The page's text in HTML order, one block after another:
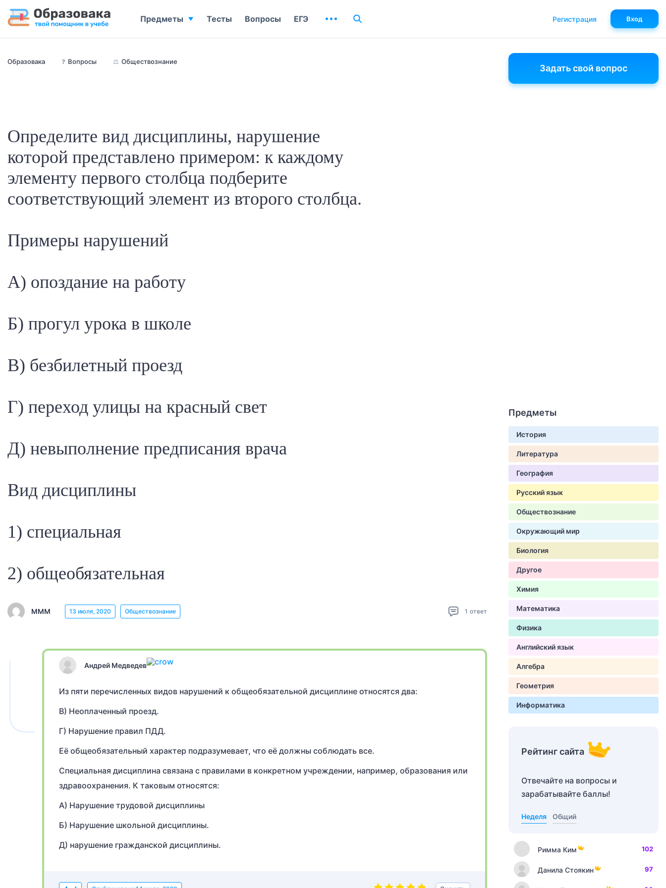
Образовака ❓ Вопросы ⚖️ Обществознание
Определите вид дисциплины, нарушение
которой представлено примером: к каждому
элементу первого столбца подберите
соответствующий элемент из второго столбца.
Примеры нарушений
А) опоздание на работу
Б) прогул урока в школе
В) безбилетный проезд
Г) переход улицы на красный свет
Д) невыполнение предписания врача
Вид дисциплины
1) специальная
2) общеобязательная
МММ 13 июля, 2020 Обществознание 1 ответ
Андрей Медведев
Из пяти перечисленных видов нарушений к общеобязательной дисциплине относятся два:
В) Неоплаченный проезд.
Г) Нарушение правил ПДД.
Её общеобязательный характер подразумевает, что её должны соблюдать все.
Специальная дисциплина связана с правилами в конкретном учреждении, например, образования или
здравоохранения. К таковым относятся:
А) Нарушение трудовой дисциплины
Б) Нарушение школьной дисциплины.
Д) нарушение гражданской дисциплины.
Задать свой вопрос
Предметы
История
Литература
География
Русский язык
Обществознание
Окружающий мир
Биология
Другое
Химия
Математика
Физика
Английский язык
Алгебра
Геометрия
Информатика
Рейтинг сайта
Отвечайте на вопросы и
зарабатывайте баллы!
Неделя Общий
Римма Ким 102
Данила Стоякин 97
Предметы Тесты Вопросы ЕГЭ Регистрация Вход